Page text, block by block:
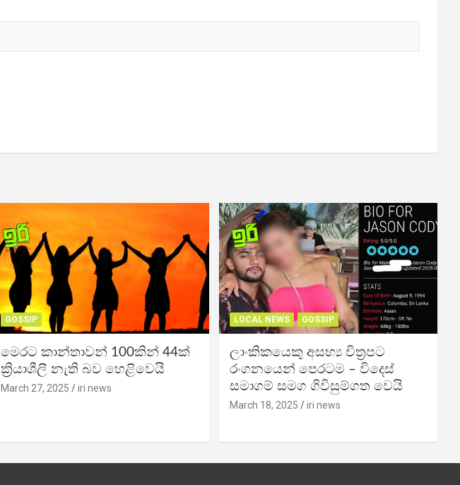
GOSSIP
මෙරට කාන්තාවන් 100කින් 44ක්
ක්‍රියාශීලී නැති බව හෙළිවෙයි
March 27, 2025 iri news
LOCAL NEWS GOSSIP
ලාංකිකයෙකු අසභ්‍ය චිත්‍රපට
රංගනයෙන් පෙරටම – විදෙස්
සමාගම් සමග ගිවිසුම්ගත වෙයි
March 18, 2025 iri news